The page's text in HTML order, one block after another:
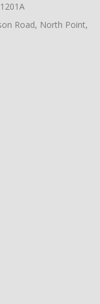
Road, North Point,